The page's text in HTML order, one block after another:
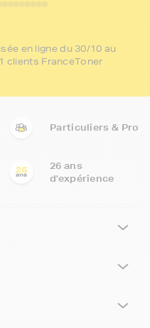
en ligne du 30/10 au
clients FranceToner
Particuliers & Pro
26 ans
d'expérience